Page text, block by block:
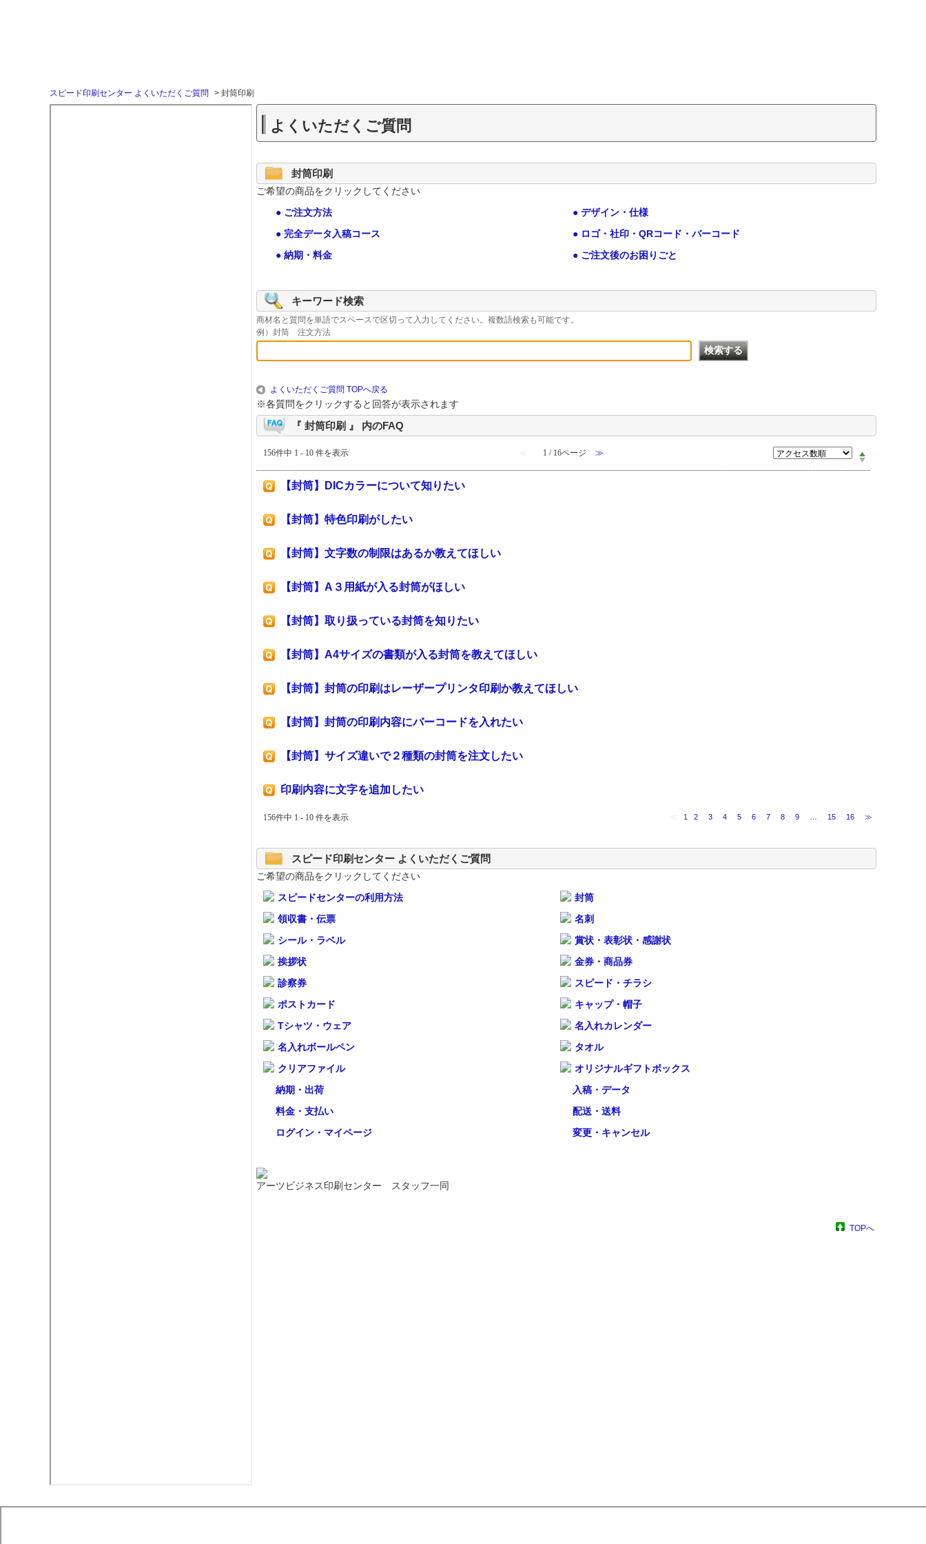
スピード印刷センター よくいただくご質問 > 封筒印刷
よくいただくご質問
封筒印刷
ご希望の商品をクリックしてください
● ご注文方法
● デザイン・仕様
● 完全データ入稿コース
● ロゴ・社印・QRコード・バーコード
● 納期・料金
● ご注文後のお困りごと
キーワード検索
商材名と質問を単語でスペースで区切って入力してください。複数語検索も可能です。
例）封筒 注文方法
よくいただくご質問 TOPへ戻る
※各質問をクリックすると回答が表示されます
『 封筒印刷 』 内のFAQ
156件中 1 - 10 件を表示 ≪ 1 / 16ページ ≫
【封筒】DICカラーについて知りたい
【封筒】特色印刷がしたい
【封筒】文字数の制限はあるか教えてほしい
【封筒】A３用紙が入る封筒がほしい
【封筒】取り扱っている封筒を知りたい
【封筒】A4サイズの書類が入る封筒を教えてほしい
【封筒】封筒の印刷はレーザープリンタ印刷か教えてほしい
【封筒】封筒の印刷内容にバーコードを入れたい
【封筒】サイズ違いで２種類の封筒を注文したい
印刷内容に文字を追加したい
156件中 1 - 10 件を表示 1 2 3 4 5 6 7 8 9 15 16 ≫
スピード印刷センター よくいただくご質問
ご希望の商品をクリックしてください
スピードセンターの利用方法
封筒
領収書・伝票
名刺
シール・ラベル
賞状・表彰状・感謝状
挨拶状
金券・商品券
診察券
スピード・チラシ
ポストカード
キャップ・帽子
Tシャツ・ウェア
名入れカレンダー
名入れボールペン
タオル
クリアファイル
オリジナルギフトボックス
納期・出荷
入稿・データ
料金・支払い
配送・送料
ログイン・マイページ
変更・キャンセル
アーツビジネス印刷センター スタッフ一同
TOPへ